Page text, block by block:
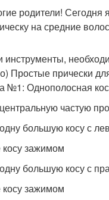
крем
для рук
родители! Сегодня
на средние
Простые прически
№1: Однополосная
частую
большую косу с
косу зажимом
большую косу с
косу зажимом